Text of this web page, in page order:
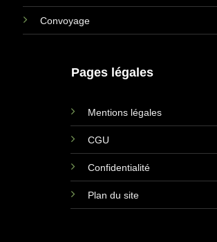
Convoyage
Pages légales
Mentions légales
CGU
Confidentialité
Plan du site